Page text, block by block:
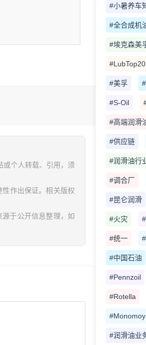
或个人转载、引用，须
作出保证。相关版权
于公开信息整理，如
#小暑养车
#全合成机
#埃克森美
#美孚
#S-Oil
#高端润滑
#供应链
#润滑油行
#调合厂
#昆仑润滑
#火灾
#统一
#中国石油
#Pennzoil
#Rotella
#润滑油业